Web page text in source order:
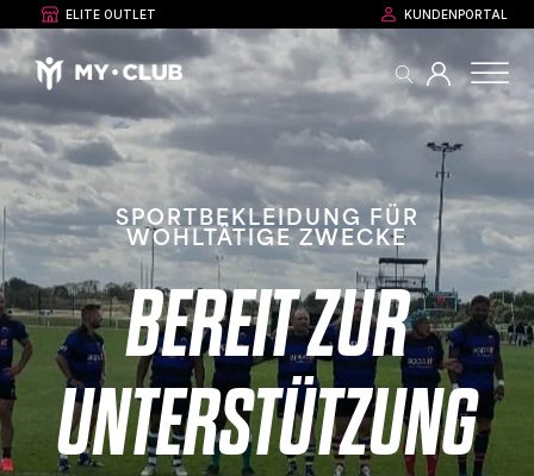
ELITE OUTLET KUNDENPORTAL
SPORTBEKLEIDUNG FÜR
WOHLTÄTIGE ZWECKE
BEREIT ZUR
UNTERSTÜTZUNG